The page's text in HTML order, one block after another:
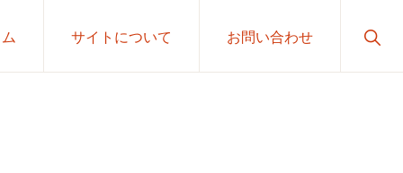
サイトについて お問い合わせ